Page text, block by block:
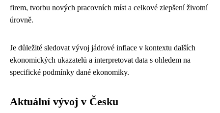
firem, tvorbu nových pracovních míst a celkové zlepšení životní
úrovně.
Je důležité sledovat vývoj jádrové inflace v kontextu dalších
ekonomických ukazatelů a interpretovat data s ohledem na
specifické podmínky dané ekonomiky.
Aktuální vývoj v Česku